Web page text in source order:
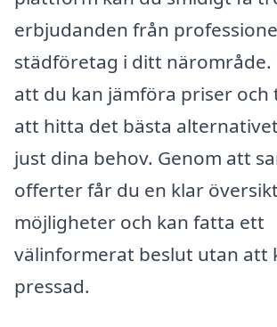
erbjudanden från
städföretag i ditt närområde.
att du kan jämföra priser
att hitta det bästa
just dina behov. Genom att
offerter får du en klar
möjligheter och kan fatta ett
välinformerat beslut utan att
pressad.